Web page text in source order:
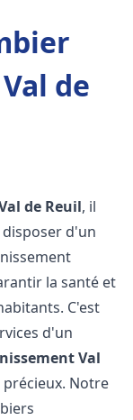
de
de Reuil, il
d'un
la santé et
C'est
d'un
Val
Notre